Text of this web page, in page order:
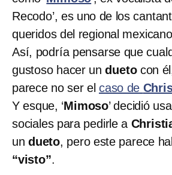
Recodo’, es uno de los
queridos del regional
Así, podría pensarse que
gustoso hacer undueto con
parece no ser elcaso de
Y esque, ‘Mimoso’ decidió
sociales para pedirle a
un dueto, pero este parece
“visto”.